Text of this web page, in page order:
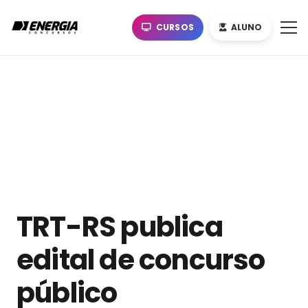
CURSOS ALUNO
TRT-RS publica
edital de concurso
público